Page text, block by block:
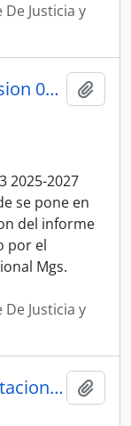
Justicia y
008_S-D_Audio _09_06_25, Sesion 003 Justicia y Estructura del Estado
2025-2027
se pone en
del informe
por el
Mgs.
Justicia y
009_An-Cjee-2025-0106-M_Votaciones_10-06-2025, Sesion 003 Justicia y Estructura del Estado